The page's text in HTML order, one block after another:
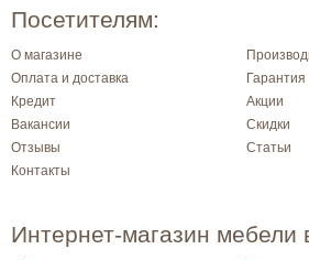
Посетителям:
О магазине
Оплата и доставка
Гарантия
Кредит
Акции
Вакансии
Скидки
Отзывы
Статьи
Контакты
Интернет-магазин мебели